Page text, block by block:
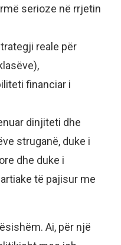
serioze në rrjetin
reale për
financiar i
dinjiteti dhe
struganë, duke i
dhe duke i
të pajisur me
Ai, për një